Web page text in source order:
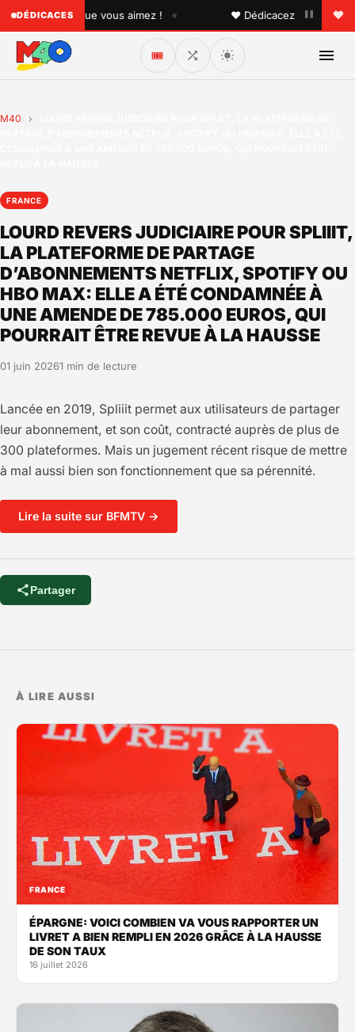
DÉDICACES
quelqu'un que vous aimez ! • ♥ Dédicacez un titre à
🎟️
M40 ›
FRANCE
LOURD REVERS JUDICIAIRE POUR SPLIIIT,
LA PLATEFORME DE PARTAGE
D’ABONNEMENTS NETFLIX, SPOTIFY OU
HBO MAX: ELLE A ÉTÉ CONDAMNÉE À
UNE AMENDE DE 785.000 EUROS, QUI
POURRAIT ÊTRE REVUE À LA HAUSSE
01 juin 20261 min de lecture
Lancée en 2019, Spliiit permet aux utilisateurs de partager
leur abonnement, et son coût, contracté auprès de plus de
300 plateformes. Mais un jugement récent risque de mettre
à mal aussi bien son fonctionnement que sa pérennité.
Lire la suite sur BFMTV →
Partager
À LIRE AUSSI
FRANCE
ÉPARGNE: VOICI COMBIEN VA VOUS RAPPORTER UN
LIVRET A BIEN REMPLI EN 2026 GRÂCE À LA HAUSSE
DE SON TAUX
16 juillet 2026